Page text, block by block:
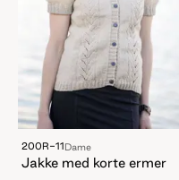
200R-11Dame
Jakke med korte ermer